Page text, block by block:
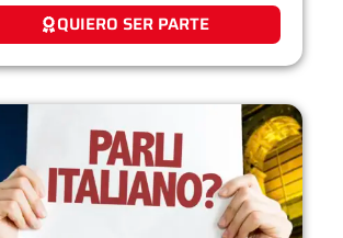
QUIERO SER PARTE